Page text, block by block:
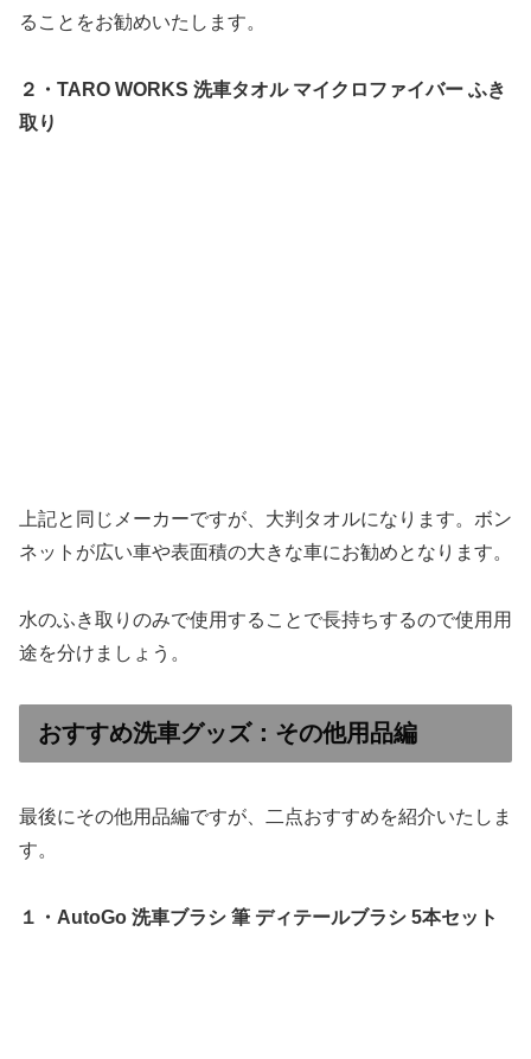
ることをお勧めいたします。
２・TARO WORKS 洗車タオル マイクロファイバー ふき
取り
上記と同じメーカーですが、大判タオルになります。ボン
ネットが広い車や表面積の大きな車にお勧めとなります。
水のふき取りのみで使用することで長持ちするので使用用
途を分けましょう。
おすすめ洗車グッズ：その他用品編
最後にその他用品編ですが、二点おすすめを紹介いたしま
す。
１・AutoGo 洗車ブラシ 筆 ディテールブラシ 5本セット